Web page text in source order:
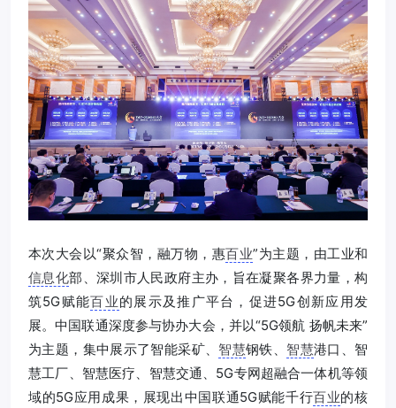
本次大会以“聚众智，融万物，惠百业”为主题，由工业和
信息化部、深圳市人民政府主办，旨在凝聚各界力量，构
筑5G赋能百业的展示及推广平台，促进5G创新应用发
展。中国联通深度参与协办大会，并以“5G领航 扬帆未来”
为主题，集中展示了智能采矿、 智慧钢铁、 智慧港口、智
慧工厂、智慧医疗、智慧交通、5G专网超融合一体机等领
域的5G应用成果，展现出中国联通5G赋能千行百业的核